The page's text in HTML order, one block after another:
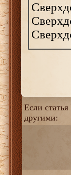
Если
другими: